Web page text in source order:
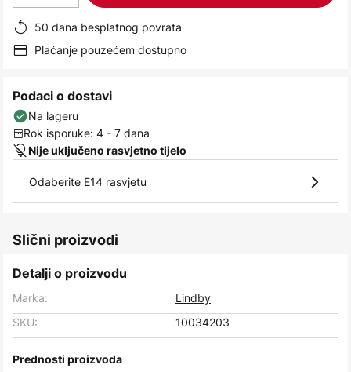
50 dana besplatnog povrata
Plaćanje pouzećem dostupno
Podaci o dostavi
Na lageru
Rok isporuke: 4 - 7 dana
Nije uključeno rasvjetno tijelo
Odaberite E14 rasvjetu
Slični proizvodi
Detalji o proizvodu
Marka:
Lindby
SKU:
10034203
Prednosti proizvoda